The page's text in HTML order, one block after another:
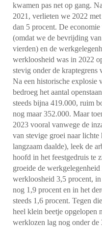
kwamen pas net op gang.
2021, verlieten we 2022
dan 5 procent. De
(omdat we de bevrijding
vierden) en de
werkloosheid was in 2022
stevig onder de kraptegrens
Na een historische explosie
bedroeg het aantal
steeds bijna 419.000, ruim
nog maar 352.000. Maar
2023 vooral vanwege de
van stevige groei naar
langzaam daalde), leek de
hoofd in het feestgedruis te
groeide de
werkloosheid 3,5 procent,
nog 1,9 procent en in het
steeds 1,6 procent. Tegen
heel klein beetje opgelopen
werklozen lag nog onder de